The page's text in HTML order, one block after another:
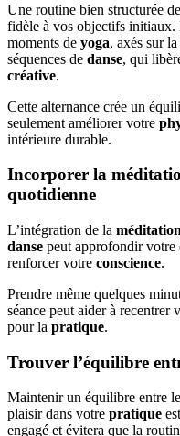
Une routine bien structurée
fidèle à vos objectifs initiaux.
moments de yoga, axés sur
séquences de danse, qui
créative.
Cette alternance crée un
seulement améliorer votre
intérieure durable.
Incorporer la
quotidienne
L’intégration de la méditation
danse peut approfondir votre
renforcer votre conscience.
Prendre même quelques
séance peut aider à recentrer
pour la pratique.
Trouver l’équilibre
Maintenir un équilibre entre
plaisir dans votre pratique
engagé et évitera que la